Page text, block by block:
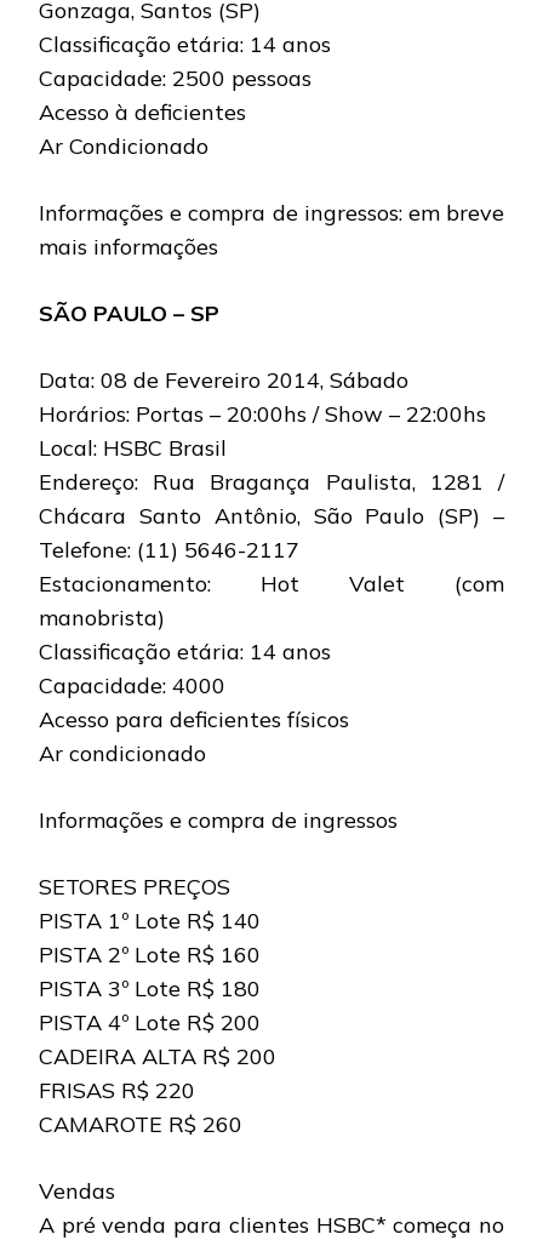
Gonzaga, Santos (SP)
Classificação etária: 14 anos
Capacidade: 2500 pessoas
Acesso à deficientes
Ar Condicionado
Informações e compra de ingressos: em breve
mais informações
SÃO PAULO – SP
Data: 08 de Fevereiro 2014, Sábado
Horários: Portas – 20:00hs / Show – 22:00hs
Local: HSBC Brasil
Endereço: Rua Bragança Paulista, 1281 /
Chácara Santo Antônio, São Paulo (SP) –
Telefone: (11) 5646-2117
Estacionamento: Hot Valet (com
manobrista)
Classificação etária: 14 anos
Capacidade: 4000
Acesso para deficientes físicos
Ar condicionado
Informações e compra de ingressos
SETORES PREÇOS
PISTA 1º Lote R$ 140
PISTA 2º Lote R$ 160
PISTA 3º Lote R$ 180
PISTA 4º Lote R$ 200
CADEIRA ALTA R$ 200
FRISAS R$ 220
CAMAROTE R$ 260
Vendas
A pré venda para clientes HSBC* começa no